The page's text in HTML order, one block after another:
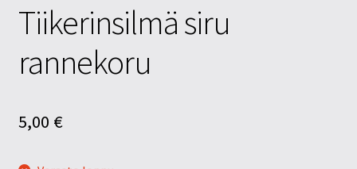
Tiikerinsilmä siru
rannekoru
5,00 €